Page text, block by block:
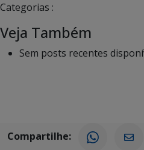
Categorias :
Veja Também
Sem posts recentes
Compartilhe: